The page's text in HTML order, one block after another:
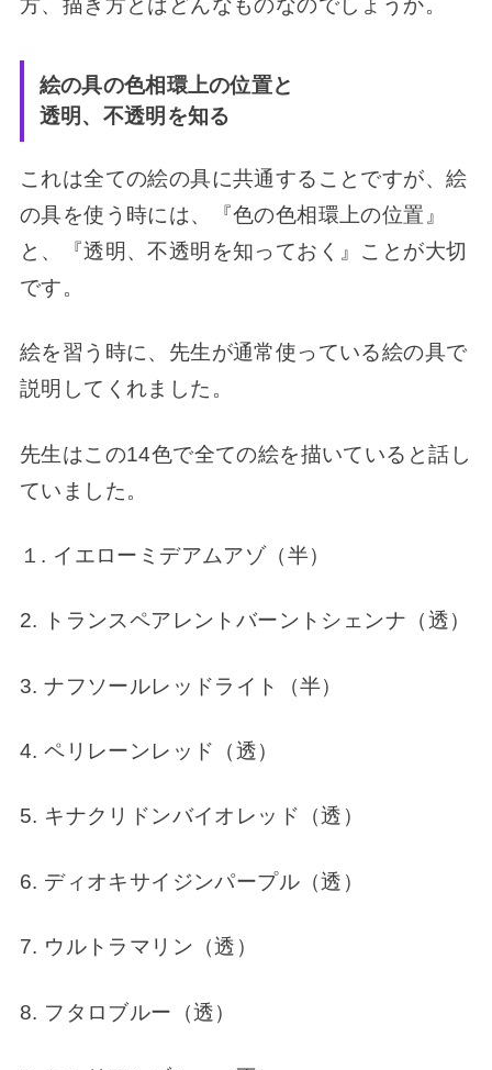
方、描き方とはどんなものなのでしょうか。
絵の具の色相環上の位置と
透明、不透明を知る
これは全ての絵の具に共通することですが、絵
の具を使う時には、『色の色相環上の位置』
と、『透明、不透明を知っておく』ことが大切
です。
絵を習う時に、先生が通常使っている絵の具で
説明してくれました。
先生はこの14色で全ての絵を描いていると話し
ていました。
１. イエローミデアムアゾ（半）
2. トランスペアレントバーントシェンナ（透）
3. ナフソールレッドライト（半）
4. ペリレーンレッド（透）
5. キナクリドンバイオレッド（透）
6. ディオキサイジンパープル（透）
7. ウルトラマリン（透）
8. フタロブルー（透）